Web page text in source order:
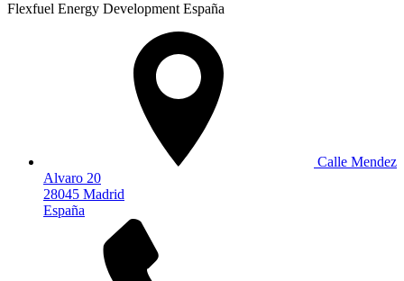
Flexfuel Energy Development España
Calle Mendez
Alvaro 20
28045 Madrid
España